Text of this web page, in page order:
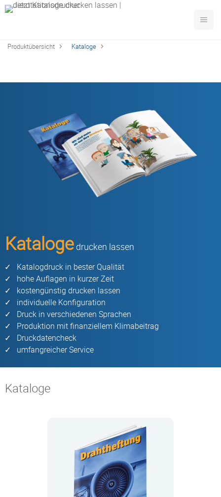
Produktübersicht Kataloge
Kataloge drucken lassen
Katalogdruck in bester Qualität
hohe Auflagen in kurzer Zeit
kostengünstig drucken lassen
individuelle Konfiguration
Druck in verschiedenen Sprachen
Produktion mit finanziellem Klimabeitrag
Druckdatencheck
umfangreicher Service
Kataloge